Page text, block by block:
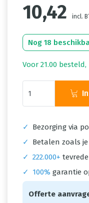
10,42 incl.
Nog 18
Voor 21.00
✓ Bezorging via
✓
Betalen zoals
✓ 222.000+
✓
100% garantie
Offerte